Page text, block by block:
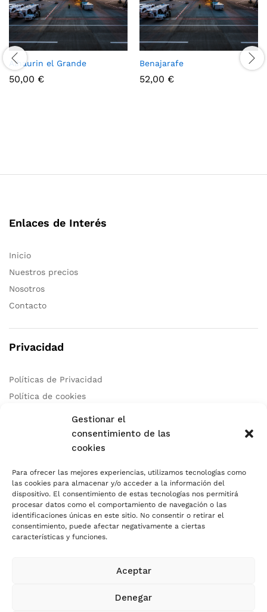
Gestionar el
consentimiento de las
cookies
Para ofrecer las mejores experiencias, utilizamos tecnologías como
las cookies para almacenar y/o acceder a la información del
dispositivo. El consentimiento de estas tecnologías nos permitirá
procesar datos como el comportamiento de navegación o las
identificaciones únicas en este sitio. No consentir o retirar el
consentimiento, puede afectar negativamente a ciertas
características y funciones.
Aceptar
Denegar
Alhaurin el Grande
50,00 €
Benajarafe
52,00 €
Enlaces de Interés
Inicio
Nuestros precios
Nosotros
Contacto
Privacidad
Políticas de Privacidad
Política de cookies
Teléfono:+34 678 97 83 46
Correo:
info@autocaresidea.com
Dirección: Calle Carril de Guetara 35 Malaga, Malaga 29004